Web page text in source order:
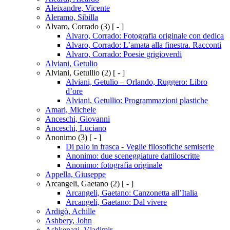
Aleixandre, Vicente
Aleramo, Sibilla
Alvaro, Corrado (3) [ - ]
Alvaro, Corrado: Fotografia originale con dedica
Alvaro, Corrado: L’amata alla finestra. Racconti
Alvaro, Corrado: Poesie grigioverdi
Alviani, Getulio
Alviani, Getullio (2) [ - ]
Alviani, Getulio – Orlando, Ruggero: Libro
d’ore
Alviani, Getullio: Programmazioni plastiche
Amari, Michele
Anceschi, Giovanni
Anceschi, Luciano
Anonimo (3) [ - ]
Di palo in frasca - Veglie filosofiche semiserie
Anonimo: due sceneggiature dattiloscritte
Anonimo: fotografia originale
Appella, Giuseppe
Arcangeli, Gaetano (2) [ - ]
Arcangeli, Gaetano: Canzonetta all’Italia
Arcangeli, Gaetano: Dal vivere
Ardigò, Achille
Ashbery, John